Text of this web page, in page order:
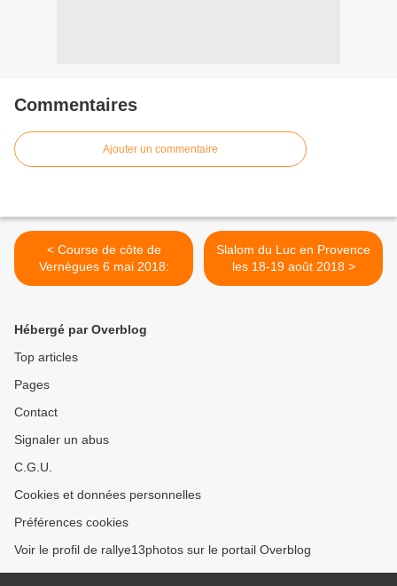
Commentaires
Ajouter un commentaire
< Course de côte de
Vernègues 6 mai 2018:
Slalom du Luc en Provence
les 18-19 août 2018 >
Hébergé par Overblog
Top articles
Pages
Contact
Signaler un abus
C.G.U.
Cookies et données personnelles
Préférences cookies
Voir le profil de rallye13photos sur le portail Overblog